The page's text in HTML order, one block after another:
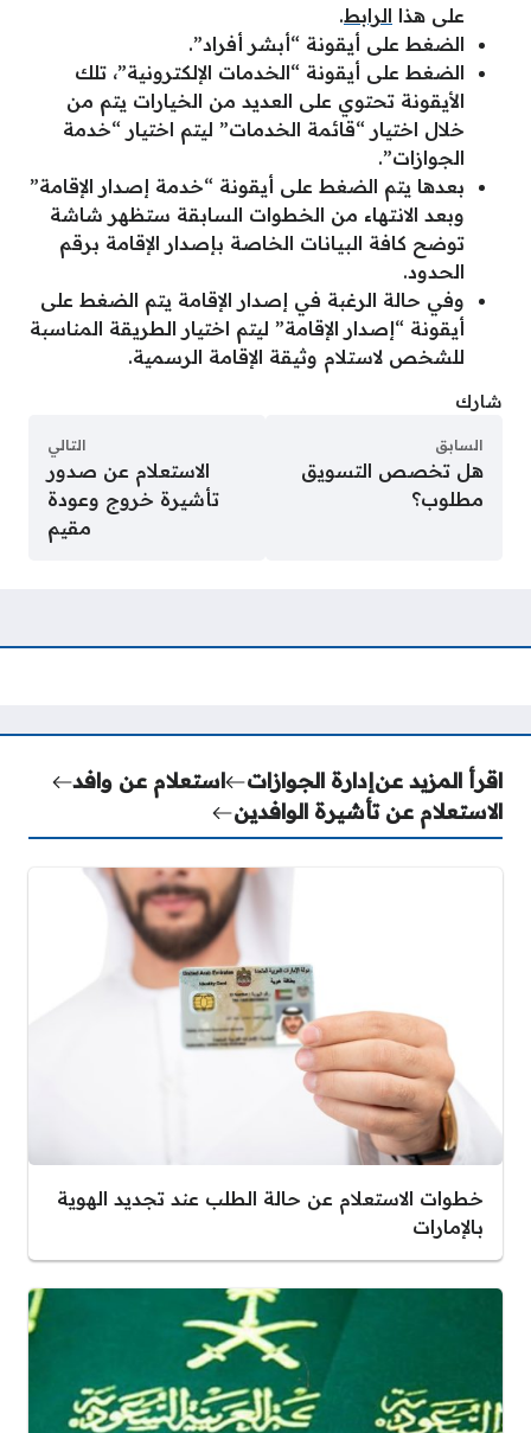
على هذا الرابط.
الضغط على أيقونة “أبشر أفراد”.
الضغط على أيقونة “الخدمات الإلكترونية”، تلك
الأيقونة تحتوي على العديد من الخيارات يتم من
خلال اختيار “قائمة الخدمات” ليتم اختيار “خدمة
الجوازات”.
بعدها يتم الضغط على أيقونة “خدمة إصدار الإقامة”
وبعد الانتهاء من الخطوات السابقة ستظهر شاشة
توضح كافة البيانات الخاصة بإصدار الإقامة برقم
الحدود.
وفي حالة الرغبة في إصدار الإقامة يتم الضغط على
أيقونة “إصدار الإقامة” ليتم اختيار الطريقة المناسبة
للشخص لاستلام وثيقة الإقامة الرسمية.
شارك
السابق
هل تخصص التسويق
مطلوب؟
التالي
الاستعلام عن صدور
تأشيرة خروج وعودة
مقيم
اقرأ المزيد عنإدارة الجوازات
استعلام عن وافد
الاستعلام عن تأشيرة الوافدين
خطوات الاستعلام عن حالة الطلب عند تجديد الهوية
بالإمارات